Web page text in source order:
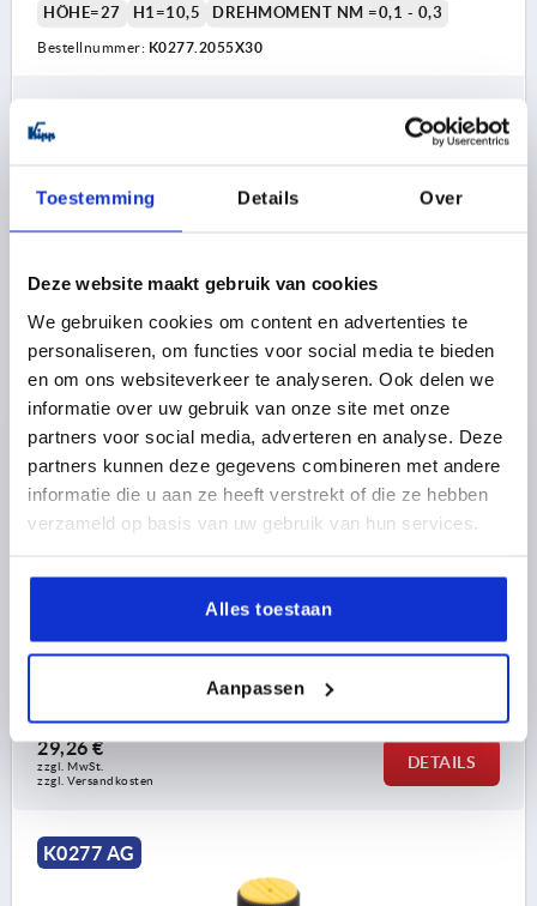
Toestemming Details Over
Deze website maakt gebruik van cookies
We gebruiken cookies om content en advertenties te
personaliseren, om functies voor social media te bieden
en om ons websiteverkeer te analyseren. Ook delen we
informatie over uw gebruik van onze site met onze
partners voor social media, adverteren en analyse. Deze
partners kunnen deze gegevens combineren met andere
informatie die u aan ze heeft verstrekt of die ze hebben
verzameld op basis van uw gebruik van hun services.
Alles toestaan
Aanpassen
HÖHE=27
H1=10,5 DREHMOMENT NM =0,1 - 0,3
Bestellnummer: K0277.2055X30
zzgl. MwSt.
zzgl. Versandkosten
DETAILS
DREHMOMENT-RÄNDELKNOPF GR.2 D=M05X30,
THERMOPLAST SCHWARZGRAU RAL7021,
KOMP:STAHL, DECKEL:ROT RAL3020
GEWINDEART=AUSSENGEWINDE
HÖHE=27
H1=10,5 DREHMOMENT NM =0,1 - 0,3
K0277.2056X30
29,26 €
zzgl. MwSt.
zzgl. Versandkosten
DETAILS
K0277 AG